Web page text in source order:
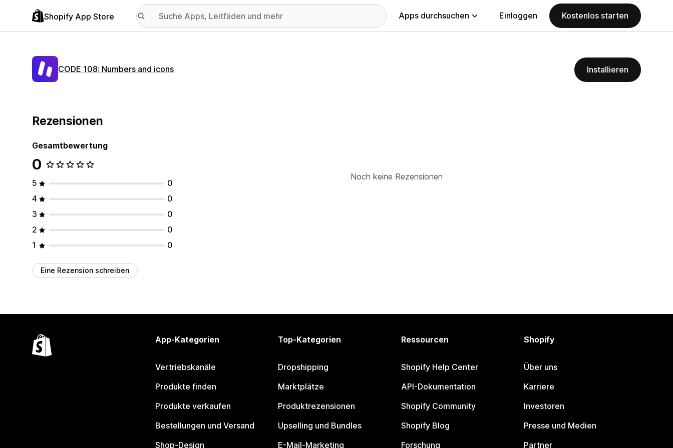
Shopify App Store Apps durchsuchen Einloggen Kostenlos starten
CODE 108: Numbers and icons Installieren
Rezensionen
Gesamtbewertung
0
5
0
4
0
3
0
2
0
1
0
Eine Rezension schreiben
Noch keine Rezensionen
App-Kategorien
Vertriebskanäle
Produkte finden
Produkte verkaufen
Bestellungen und Versand
Shop-Design
Top-Kategorien
Dropshipping
Marktplätze
Produktrezensionen
Upselling und Bundles
E-Mail-Marketing
Ressourcen
Shopify Help Center
API-Dokumentation
Shopify Community
Shopify Blog
Forschung
Shopify
Über uns
Karriere
Investoren
Presse und Medien
Partner